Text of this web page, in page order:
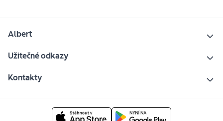
Albert
Užitečné odkazy
Kontakty